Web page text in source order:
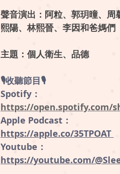
聲音演出：阿粒、郭玥曈、
熙陽、林熙晉、李因和爸媽們
主題：個人衛生、品德
🎙收聽節目🎙
Spotify：
https://open.spotify.com/
Apple Podcast：
https://apple.co/35TPOAT
Youtube：
https://youtube.com/